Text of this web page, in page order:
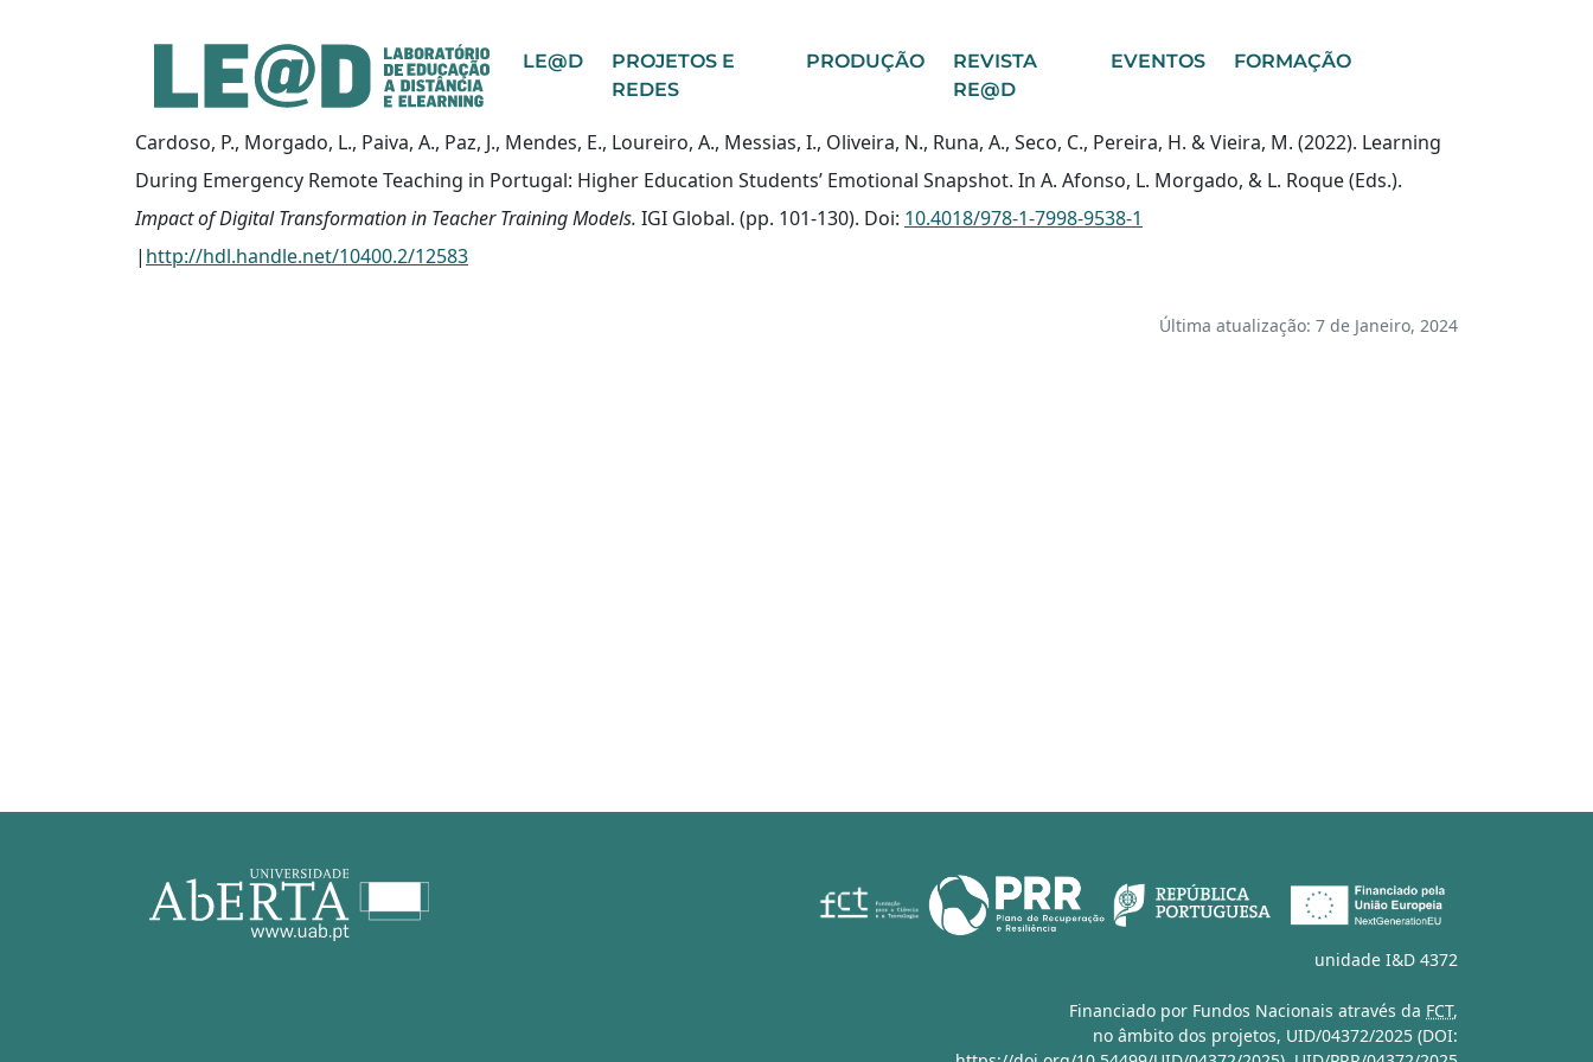
Ir para o conteúdo principal
Informações de acessibilidade LE@D
PROJETOS E
REDES
PRODUÇÃO
REVISTA
RE@D
EVENTOS FORMAÇÃO
Cardoso, P., Morgado, L., Paiva, A., Paz, J., Mendes, E., Loureiro, A., Messias, I., Oliveira, N., Runa, A., Seco, C., Pereira, H. & Vieira, M. (2022). Learning
During Emergency Remote Teaching in Portugal: Higher Education Students’ Emotional Snapshot. In A. Afonso, L. Morgado, & L. Roque (Eds.).
Impact of Digital Transformation in Teacher Training Models. IGI Global. (pp. 101-130). Doi: 10.4018/978-1-7998-9538-1
| http://hdl.handle.net/10400.2/12583
Última atualização: 7 de Janeiro, 2024
unidade I&D 4372
Financiado por Fundos Nacionais através da FCT,
no âmbito dos projetos, UID/04372/2025 (DOI: